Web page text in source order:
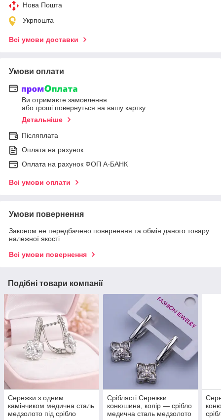
Нова Пошта
Укрпошта
Всі умови доставки
Умови оплати
Ви отримаєте замовлення
або гроші повернуться на вашу картку
Детальніше
Післяплата
Оплата на рахунок
Оплата на рахунок ФОП А-БАНК
Всі умови оплати
Умови повернення
Законом не передбачено повернення та обмін даного товару
належної якості
Всі умови повернення
Подібні товари компанії
Сережки з одним
камінчиком медична сталь
медзолото під срібло
Сріблясті Сережки
конюшина, колір — срібло
медична сталь медзолото